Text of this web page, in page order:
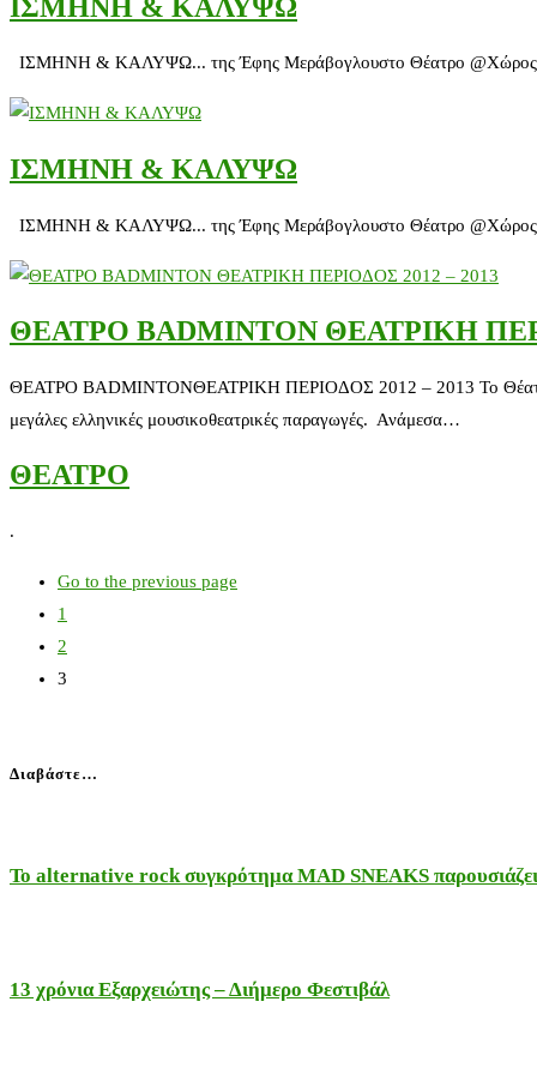
ΙΣΜΗΝΗ & ΚΑΛΥΨΩ
ΙΣΜΗΝΗ & ΚΑΛΥΨΩ... της Έφης Μεράβογλουστο Θέατρο @Χώρος
ΙΣΜΗΝΗ & ΚΑΛΥΨΩ
ΙΣΜΗΝΗ & ΚΑΛΥΨΩ... της Έφης Μεράβογλουστο Θέατρο @Χώρος
ΘΕΑΤΡΟ BADMINTON ΘΕΑΤΡΙΚΗ
ΘΕΑΤΡΟ BADMINTONΘΕΑΤΡΙΚΗ ΠΕΡΙΟΔΟΣ 2012 – 2013 Το Θέατρο
μεγάλες ελληνικές μουσικοθεατρικές παραγωγές. Ανάμεσα…
ΘΕΑΤΡΟ
.
Go to the previous page
1
2
3
Διαβάστε…
Το alternative rock συγκρότημα MAD SNEAKS
13 χρόνια Εξαρχειώτης – Διήμερο Φεστιβάλ